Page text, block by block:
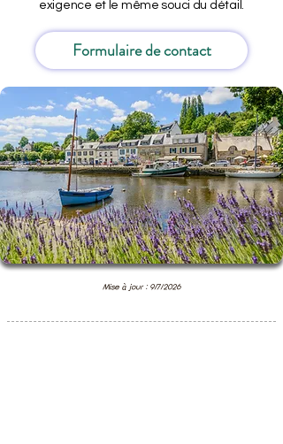
exigence et le même souci du détail.
Formulaire de contact
Mise à jour : 9/7/2026